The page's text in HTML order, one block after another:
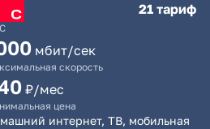
21 тариф
мбит/сек
скорость
₽/мес
цена
интернет, ТВ, мобильная